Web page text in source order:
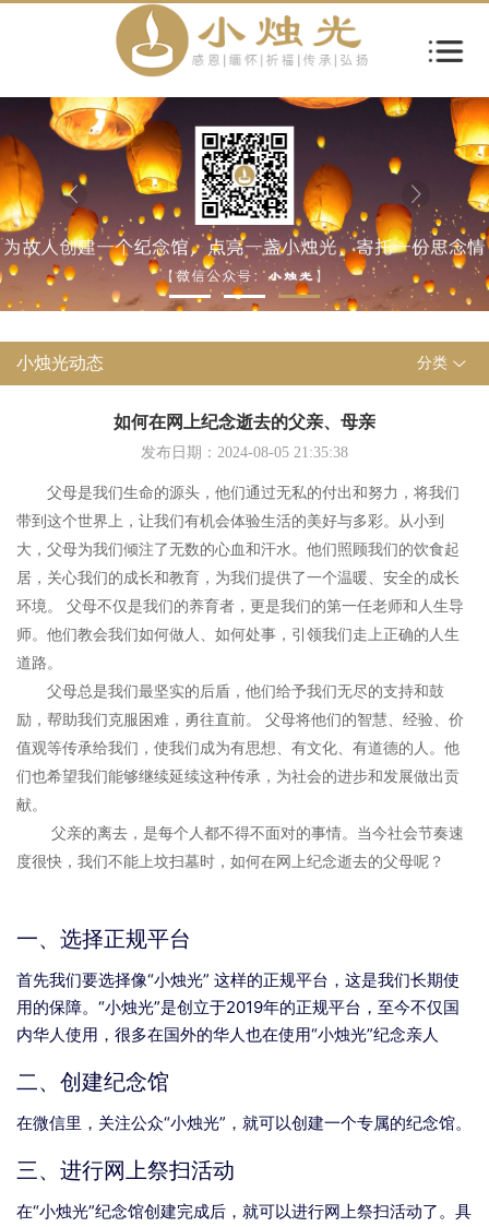
小烛光动态 分类
如何在网上纪念逝去的父亲、母亲
发布日期：2024-08-05 21:35:38
父母是我们生命的源头，他们通过无私的付出和努力，将我们
带到这个世界上，让我们有机会体验生活的美好与多彩。从小到
大，父母为我们倾注了无数的心血和汗水。他们照顾我们的饮食起
居，关心我们的成长和教育，为我们提供了一个温暖、安全的成长
环境。 父母不仅是我们的养育者，更是我们的第一任老师和人生导
师。他们教会我们如何做人、如何处事，引领我们走上正确的人生
道路。
父母总是我们最坚实的后盾，他们给予我们无尽的支持和鼓
励，帮助我们克服困难，勇往直前。 父母将他们的智慧、经验、价
值观等传承给我们，使我们成为有思想、有文化、有道德的人。他
们也希望我们能够继续延续这种传承，为社会的进步和发展做出贡
献。
父亲的离去，是每个人都不得不面对的事情。当今社会节奏速
度很快，我们不能上坟扫墓时，如何在网上纪念逝去的父母呢？
一、选择正规平台
首先我们要选择像“小烛光” 这样的正规平台，这是我们长期使
用的保障。 “小烛光”是创立于2019年的正规平台，至今不仅国
内华人使用，很多在国外的华人也在使用“小烛光”纪念亲人
二、创建纪念馆
在微信里，关注公众“小烛光”，就可以创建一个专属的纪念馆。
三、进行网上祭扫活动
在“小烛光”纪念馆创建完成后，就可以进行网上祭扫活动了。具